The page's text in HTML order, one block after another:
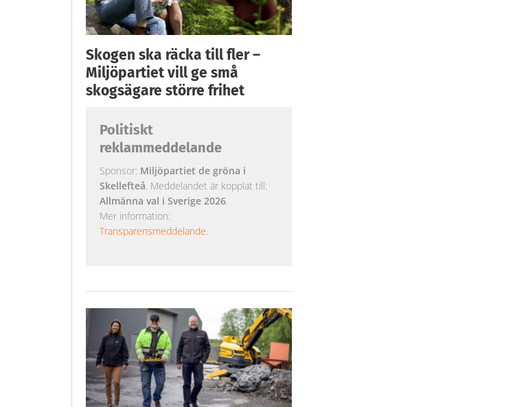
Skogen ska räcka till fler –
Miljöpartiet vill ge små
skogsägare större frihet
Politiskt
reklammeddelande
Sponsor: Miljöpartiet de gröna i
Skellefteå. Meddelandet är kopplat till:
Allmänna val i Sverige 2026.
Mer information:
Transparensmeddelande.